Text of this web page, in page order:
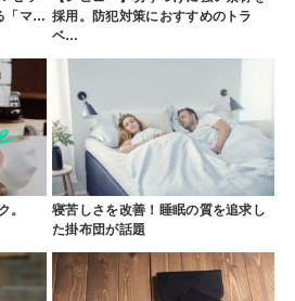
「マ… 採用。防犯対策におすすめのトラ
ベ…
。
寝苦しさを改善！睡眠の質を追求し
た掛布団が話題